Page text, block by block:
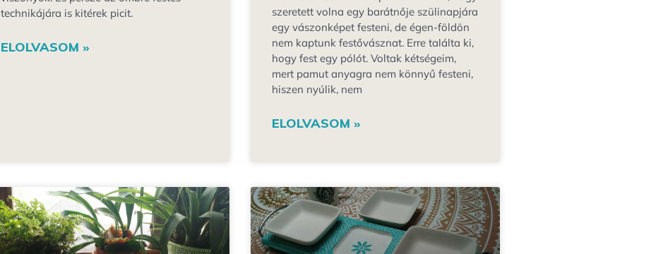
technikájára is kitérek picit.
ELOLVASOM »
szeretett volna egy barátnője szülinapjára
egy vászonképet festeni, de égen-földön
nem kaptunk festővásznat. Erre találta ki,
hogy fest egy pólót. Voltak kétségeim,
mert pamut anyagra nem könnyű festeni,
hiszen nyúlik, nem
ELOLVASOM »